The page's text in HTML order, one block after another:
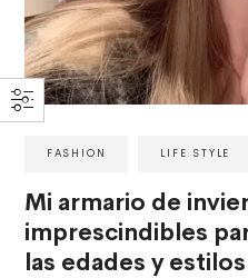
FASHION LIFE STYLE
Mi armario de
imprescindibles
las edades y estilos